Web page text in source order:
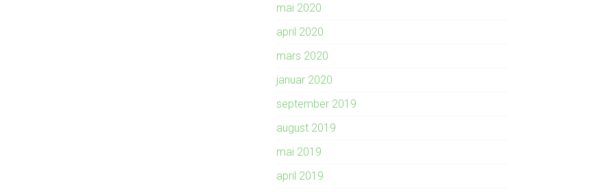
mai 2020
april 2020
mars 2020
januar 2020
september 2019
august 2019
mai 2019
april 2019